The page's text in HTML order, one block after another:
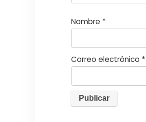
Nombre *
Correo electrónico *